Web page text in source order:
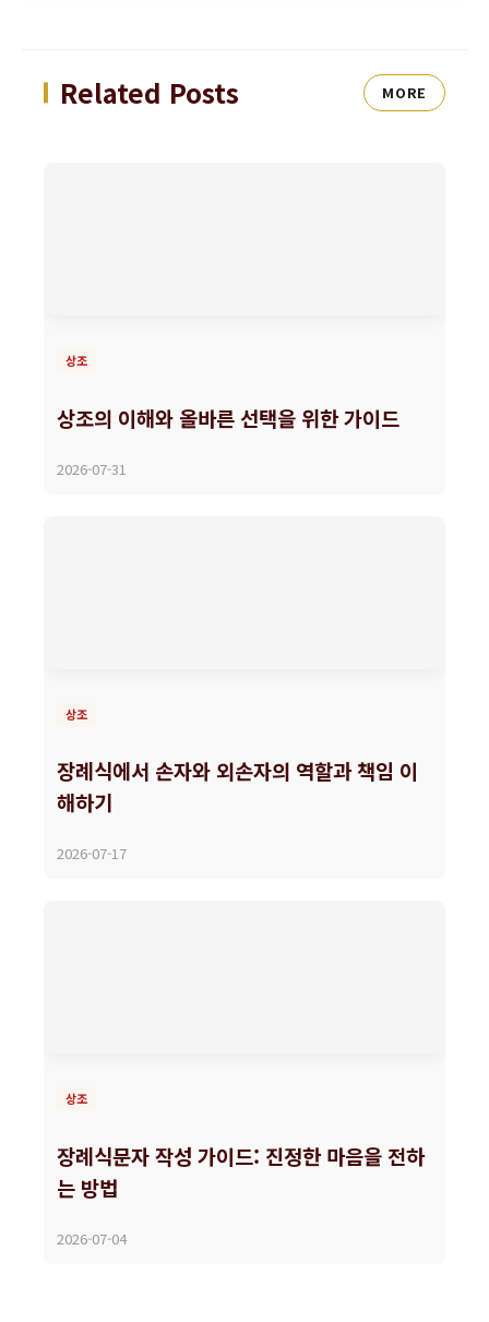
Related Posts MORE
상조
상조의 이해와 올바른 선택을 위한 가이드
2026-07-31
상조
장례식에서 손자와 외손자의 역할과 책임 이
해하기
2026-07-17
상조
장례식문자 작성 가이드: 진정한 마음을 전하
는 방법
2026-07-04